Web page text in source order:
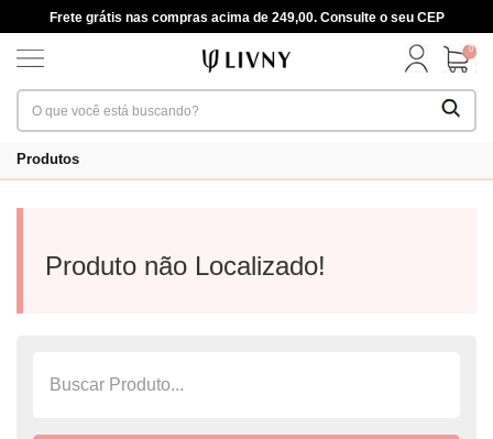
Frete grátis nas compras acima de 249,00. Consulte o seu CEP
0
Produtos
Produto não Localizado!